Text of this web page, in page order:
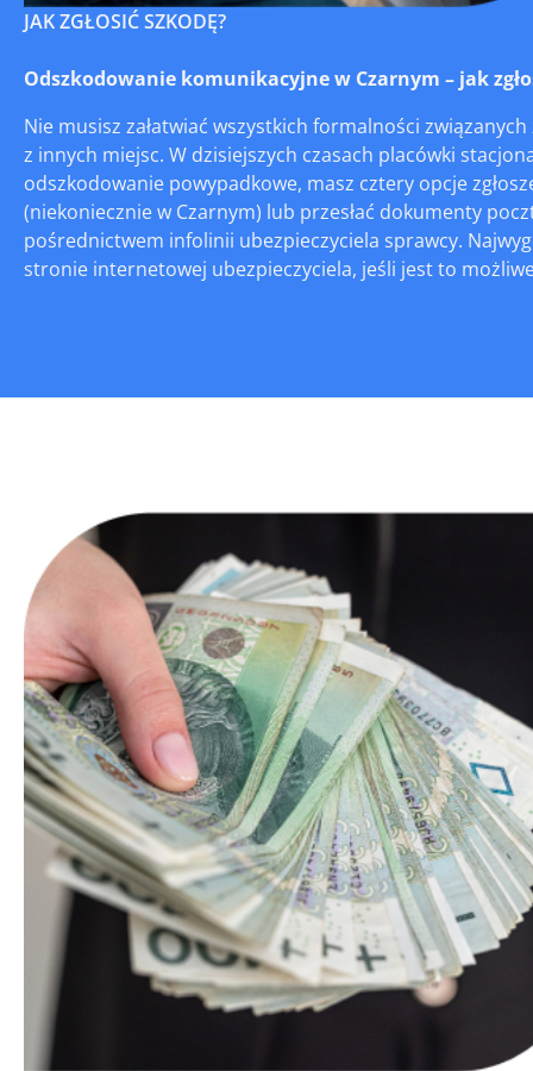
JAK ZGŁOSIĆ SZKODĘ?
Odszkodowanie komunikacyjne w Czarnym – jak
Nie musisz załatwiać wszystkich formalności
z innych miejsc. W dzisiejszych czasach placówki
odszkodowanie powypadkowe, masz cztery opcje
(niekoniecznie w Czarnym) lub przesłać dokumenty
pośrednictwem infolinii ubezpieczyciela sprawcy.
stronie internetowej ubezpieczyciela, jeśli jest to